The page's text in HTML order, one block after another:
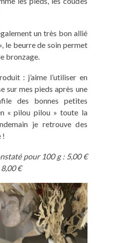
un très bon allié
le beurre de soin permet
bronzage.
: j’aime l’utiliser en
sur mes pieds après une
des bonnes petites
« pilou pilou » toute la
je retrouve des
!
pour 100 g : 5,00 €
€